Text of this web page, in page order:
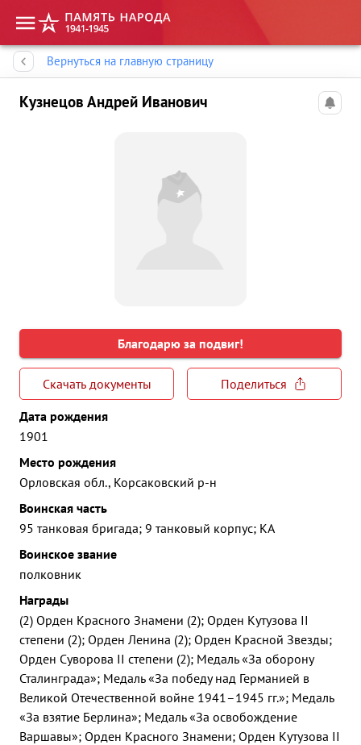
Вернуться на главную страницу
Кузнецов Андрей Иванович
Благодарю за подвиг!
Скачать документы
Поделиться
Дата рождения
1901
Место рождения
Орловская обл., Корсаковский р-н
Воинская часть
95 танковая бригада; 9 танковый корпус; КА
Воинское звание
полковник
Награды
(2) Орден Красного Знамени (2); Орден Кутузова II
степени (2); Орден Ленина (2); Орден Красной Звезды;
Орден Суворова II степени (2); Медаль «За оборону
Сталинграда»; Медаль «За победу над Германией в
Великой Отечественной войне 1941–1945 гг.»; Медаль
«За взятие Берлина»; Медаль «За освобождение
Варшавы»; Орден Красного Знамени; Орден Кутузова II
Память народа